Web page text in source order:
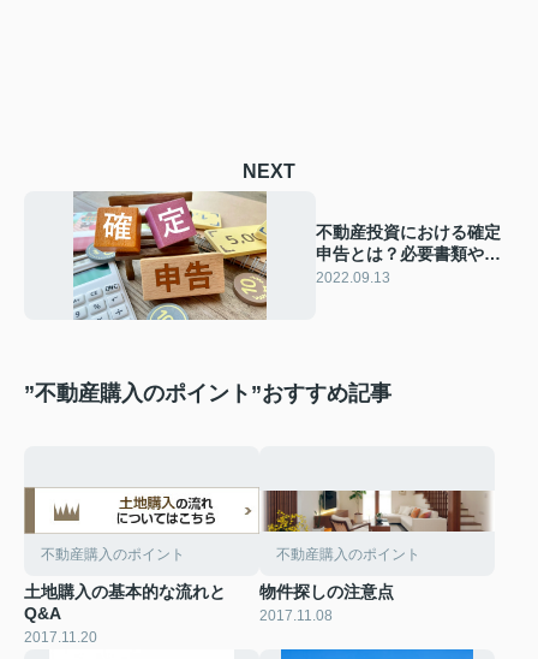
NEXT
不動産投資における確定
申告とは？必要書類や節
税の仕組みをご紹介
2022.09.13
”不動産購入のポイント”おすすめ記事
不動産購入のポイント
土地購入の基本的な流れと
Q&A
2017.11.20
不動産購入のポイント
物件探しの注意点
2017.11.08